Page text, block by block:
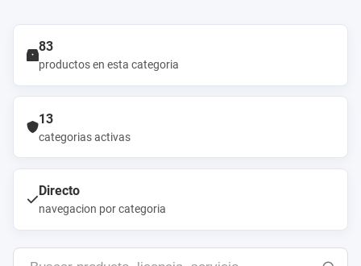
83
productos en esta categoria
13
categorias activas
Directo
navegacion por categoria
Buscar